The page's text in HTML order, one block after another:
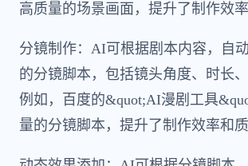
高质量的场景画面，提升了制作效率
分镜制作：AI可根据剧本内容，自
的分镜脚本，包括镜头角度、时长、
例如，百度的&quot;AI漫剧工具
量的分镜脚本，提升了制作效率和质